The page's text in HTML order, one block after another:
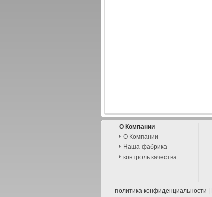
О Компании
О Компании
Наша фабрика
контроль качества
политика конфиденциальности